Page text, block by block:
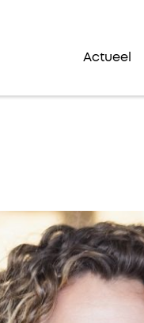
Actueel